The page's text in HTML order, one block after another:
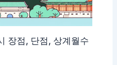
장점, 단점, 상계월수